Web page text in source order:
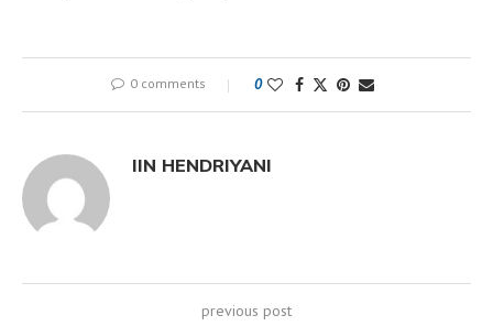
0 comments 0
IIN HENDRIYANI
previous post